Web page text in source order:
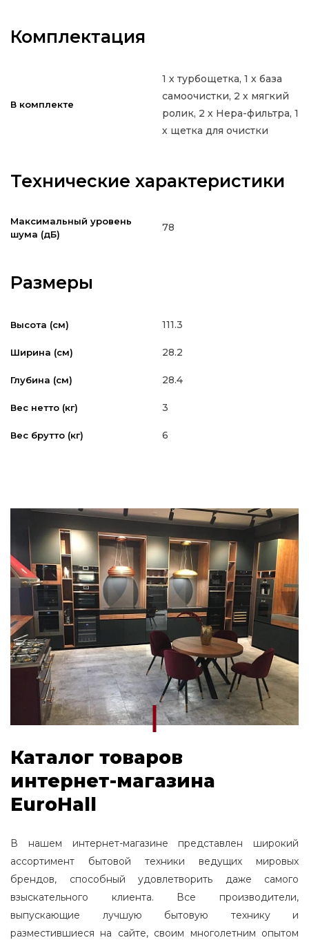
Комплектация
В комплекте
1 х турбощетка, 1 х база
самоочистки, 2 х мягкий
ролик, 2 х Hepa-фильтра, 1
х щетка для очистки
Технические характеристики
Максимальный уровень
шума (дБ)
78
Размеры
Высота (см) 111.3
Ширина (см) 28.2
Глубина (см) 28.4
Вес нетто (кг) 3
Вес брутто (кг) 6
Каталог товаров
интернет-магазина
EuroHall
В нашем интернет-магазине представлен широкий
ассортимент бытовой техники ведущих мировых
брендов, способный удовлетворить даже самого
взыскательного клиента. Все производители,
выпускающие лучшую бытовую технику и
разместившиеся на сайте, своим многолетним опытом